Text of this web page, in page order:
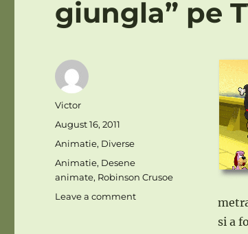
giungla” pe
si a
Author
Victor
Posted
August 16, 2011
Categories
Animatie, Diverse
Tags
Animatie, Desene
animate, Robinson Crusoe
Leave a commenton